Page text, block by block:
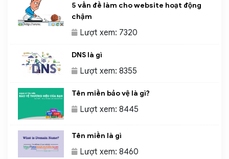
5 vấn đề làm cho website hoạt động
chậm
Lượt xem: 7320
DNS là gì
Lượt xem: 8355
Tên miền bảo vệ là gì?
Lượt xem: 8445
Tên miền là gì
Lượt xem: 8460